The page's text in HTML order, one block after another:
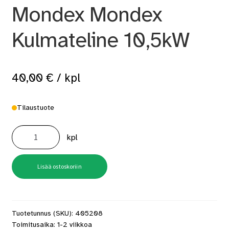
Mondex Mondex
Kulmateline 10,5kW
40,00 € / kpl
Tilaustuote
Mondex
Mondex
Kulmateline
10,5kW
määrä
kpl
Lisää ostoskoriin
Tuotetunnus (SKU): 405208
Toimitusaika: 1-2 viikkoa